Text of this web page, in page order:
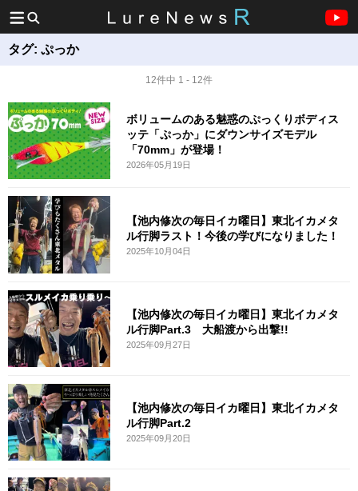
タグ: ぷっか
12件中 1 - 12件
ボリュームのある魅惑のぷっくりボディス
ッテ「ぷっか」にダウンサイズモデル
「70mm」が登場！
2026年05月19日
【池内修次の毎日イカ曜日】東北イカメタ
ル行脚ラスト！今後の学びになりました！
2025年10月04日
【池内修次の毎日イカ曜日】東北イカメタ
ル行脚Part.3 大船渡から出撃!!
2025年09月27日
【池内修次の毎日イカ曜日】東北イカメタ
ル行脚Part.2
2025年09月20日